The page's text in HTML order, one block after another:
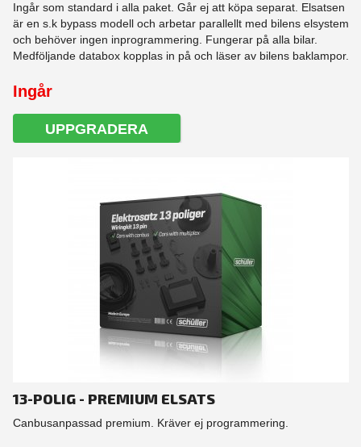
Ingår som standard i alla paket. Går ej att köpa separat. Elsatsen
är en s.k bypass modell och arbetar parallellt med bilens elsystem
och behöver ingen inprogrammering. Fungerar på alla bilar.
Medföljande databox kopplas in på och läser av bilens baklampor.
Ingår
UPPGRADERA
13-POLIG - PREMIUM ELSATS
Canbusanpassad premium. Kräver ej programmering.